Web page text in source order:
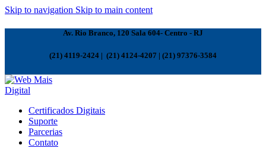
Skip to navigation Skip to main content
Av. Rio Branco, 120 Sala 604- Centro - RJ
(21) 4119-2424 | (21) 4124-4207 | (21) 97376-3584
Certificados Digitais
Suporte
Parcerias
Contato